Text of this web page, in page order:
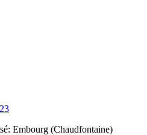
Embourg (Chaudfontaine)